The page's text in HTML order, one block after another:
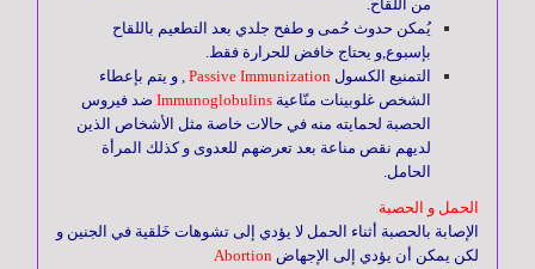
من اللقاح.
يُمكن حدوث حُمى و طفح جلدي بعد التطعيم باللقاح
بإسبوع,و يحتاج خافض للحرارة فقط.
التمنيع الكسولPassive Immunization, و يتم بإعطاء
الشخص غلوبينات منّاعية Immunoglobulinsضد فيروس
الحصبة لحمايته منه في حالات خاصة مثل الأشخاص الذين
لديهم نقص مناعة بعد تعرضهم للعدوى و كذلك المرأة
الحمل و الحصبة
الإصابة بالحصبة أثناء الحمل لا يؤدي إلى تشوهات خَلقية في الجنين و
لكن يمكن أن يؤدي إلى الإجهاضAbortion